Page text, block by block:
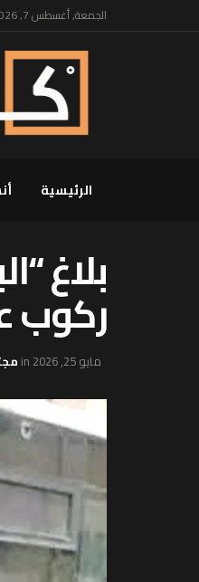
الجمعة, أغسطس 7, 2026
الرئيسية
بلاغ
ركوب
مايو 25, 2026 in